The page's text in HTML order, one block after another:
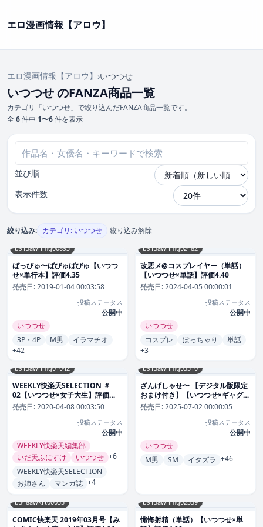
エロ漫画情報【アロウ】
エロ漫画情報【アロウ】 ›いつつせ
いつつせ のFANZA商品一覧
カテゴリ「いつつせ」で絞り込んだFANZA商品一覧です。
全 6件中 1〜6件を表示
並び順
表示件数
絞り込み: カテゴリ: いつつせ 絞り込み解除
b915awnmg00893
ばっびゅ〜ばびゅばびゅ【いつつ
せ×単行本】評価4.35
発売日:2019-01-04 00:03:58
投稿ステータス
公開中
いつつせ
3P・4P
M男
イラマチオ
+42
b915awnmg02482
改悪メ@コスプレイヤー（単話）
【いつつせ×単話】評価4.40
発売日:2024-04-05 00:00:01
投稿ステータス
公開中
いつつせ
コスプレ
ぽっちゃり
単話
+3
b915awnmg01042
WEEKLY快楽天SELECTION ＃
02【いつつせ×女子大生】評価
4.67
発売日:2020-04-08 00:03:50
投稿ステータス
公開中
WEEKLY快楽天編集部
いだ天ふにすけ
いつつせ +6
WEEKLY快楽天SELECTION
お姉さん
マンガ誌 +4
b915awnmg03510
ざんげしゃせ〜 【デジタル版限定
おまけ付き】【いつつせ×ギャグ・
コメディ】評価4.83
発売日:2025-07-02 00:00:05
投稿ステータス
公開中
いつつせ
M男
SM イタズラ +46
b548awkrt00055
COMIC快楽天 2019年03月号【み
b915awnmg02359
懺悔射精（単話）【いつつせ×単